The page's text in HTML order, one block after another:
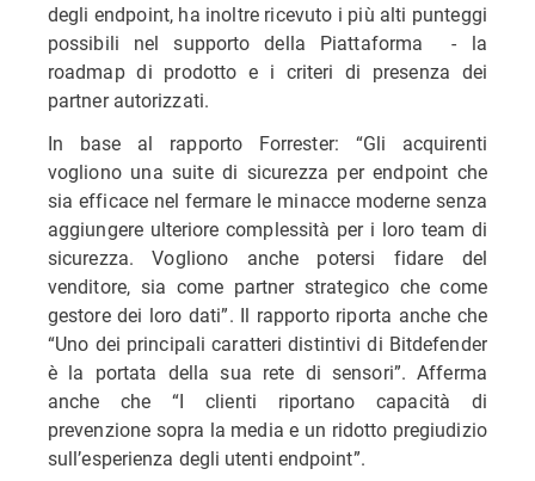
degli endpoint, ha inoltre ricevuto i più alti punteggi
possibili nel supporto della Piattaforma - la
roadmap di prodotto e i criteri di presenza dei
partner autorizzati.
In base al rapporto Forrester: “Gli acquirenti
vogliono una suite di sicurezza per endpoint che
sia efficace nel fermare le minacce moderne senza
aggiungere ulteriore complessità per i loro team di
sicurezza. Vogliono anche potersi fidare del
venditore, sia come partner strategico che come
gestore dei loro dati”. Il rapporto riporta anche che
“Uno dei principali caratteri distintivi di Bitdefender
è la portata della sua rete di sensori”. Afferma
anche che “I clienti riportano capacità di
prevenzione sopra la media e un ridotto pregiudizio
sull’esperienza degli utenti endpoint”.